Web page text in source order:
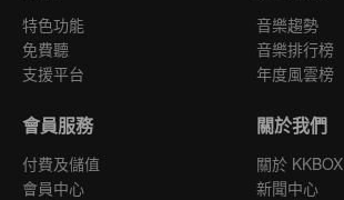
特色功能
免費聽
支援平台
音樂趨勢
音樂排行榜
年度風雲榜
會員服務
付費及儲值
會員中心
關於我們
關於 KKBOX
新聞中心